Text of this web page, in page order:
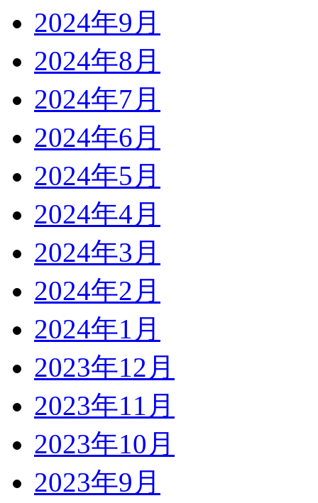
2024年9月
2024年8月
2024年7月
2024年6月
2024年5月
2024年4月
2024年3月
2024年2月
2024年1月
2023年12月
2023年11月
2023年10月
2023年9月